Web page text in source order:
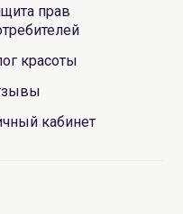
прав
красоты
кабинет